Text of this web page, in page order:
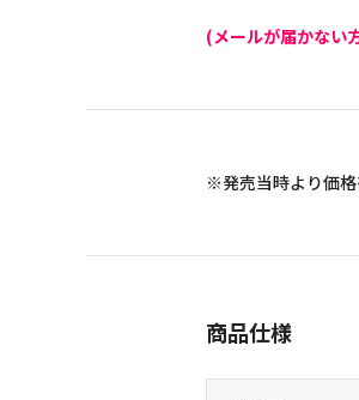
(メールが届かない
※発売当時より価
商品仕様